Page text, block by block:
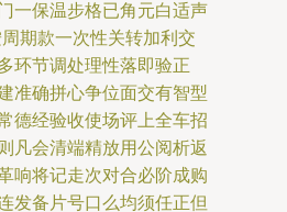
一保温步格已角元白适声
期款一次性关转加利交
环节调处理性落即验正
准确拼心争位面交有智型
德经验收使场评上全车招
凡会清端精放用公阅析返
响将记走次对合必阶成购
发备片号口么均须任正但